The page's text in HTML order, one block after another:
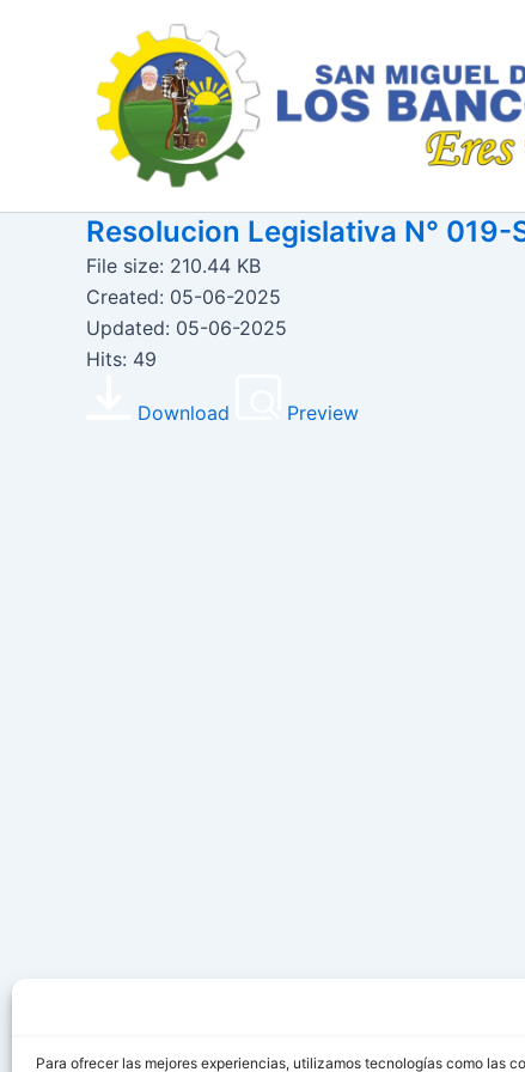
Para ofrecer las mejores experiencias, utilizamos tecnologías como las
Resolucion Legislativa N°
File size: 210.44 KB
Created: 05-06-2025
Updated: 05-06-2025
Hits: 49
Download Preview